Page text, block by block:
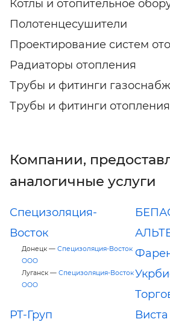
Котлы и отопительное
Полотенцесушители
Проектирование систем
Радиаторы отопления
Трубы и фитинги
Трубы и фитинги отопления
Компании,
аналогичные услуги
Специзоляция-
Восток
Донецк — Специзоляция-Восток
ООО
Луганск — Специзоляция-Восток
ООО
РТ-Груп